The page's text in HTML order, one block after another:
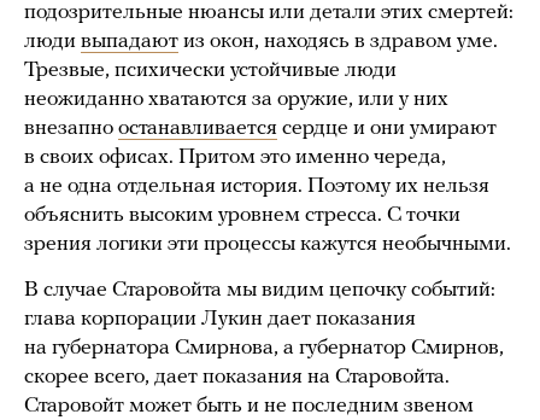
подозрительные нюансы или детали этих смертей:
люди выпадают из окон, находясь в здравом уме.
Трезвые, психически устойчивые люди
неожиданно хватаются за оружие, или у них
внезапно останавливается сердце и они умирают
в своих офисах. Притом это именно череда,
а не одна отдельная история. Поэтому их нельзя
объяснить высоким уровнем стресса. С точки
зрения логики эти процессы кажутся необычными.
В случае Старовойта мы видим цепочку событий:
глава корпорации Лукин дает показания
на губернатора Смирнова, а губернатор Смирнов,
скорее всего, дает показания на Старовойта.
Старовойт может быть и не последним звеном